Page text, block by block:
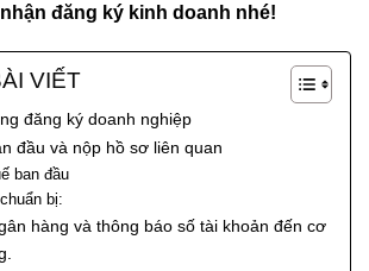
đăng ký kinh doanh nhé!
VIẾT
đăng ký doanh nghiệp
đầu và nộp hồ sơ liên quan
ban đầu
bị:
hàng và thông báo số tài khoản đến cơ